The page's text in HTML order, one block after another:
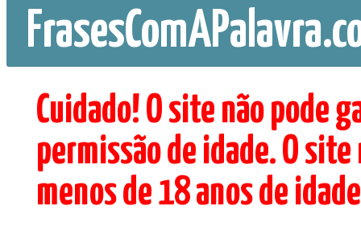
Cuidado! O site não pode
permissão de idade. O
menos de 18 anos de